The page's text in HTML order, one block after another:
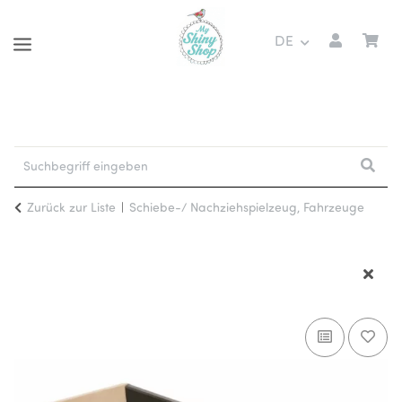
DE
Zurück zur Liste Schiebe-/ Nachziehspielzeug, Fahrzeuge